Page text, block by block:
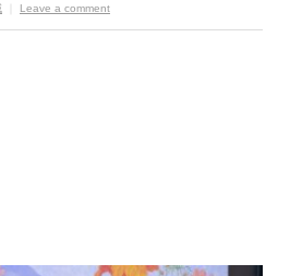
Leave a comment